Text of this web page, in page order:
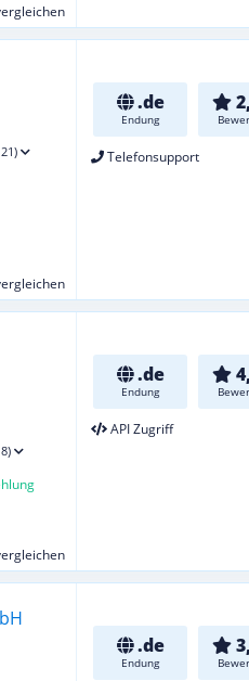
.de
Endung
Telefonsupport
.de
Endung
API Zugriff
.de
Endung